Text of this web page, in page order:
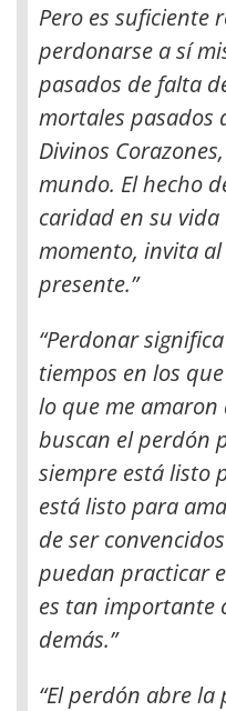
Pero es suficiente
perdonarse a sí
pasados de falta
mortales pasados
Divinos
mundo. El hecho
caridad en su
momento, invita
presente.”
“Perdonar
tiempos en los
lo que me amaron
buscan el perdón
siempre está listo
está listo para
de ser
puedan practicar
es tan importante
demás.”
“El perdón abre